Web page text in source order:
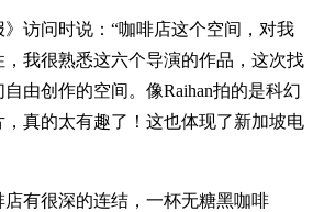
访问时说：“咖啡店这个空间，对我
我很熟悉这六个导演的作品，这次找
由创作的空间。像Raihan拍的是科幻
，真的太有趣了！这也体现了新加坡电
有很深的连结，一杯无糖黑咖啡